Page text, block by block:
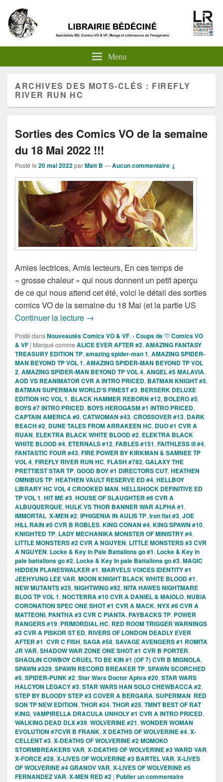
Menu
ARCHIVES DES MOTS-CLÉS : FIREFLY
RIVER RUN HC
Sorties des Comics VO de la semaine
du 18 Mai 2022 !!!
Posté le 20 mai 2022parMatt B —Aucun commentaire ↓
Amies lectrices, Amis lecteurs, En ces temps de
« grosse chaleur » qui nous donnent un petit aperçu
de ce qui nous attend cet été, voici le détail des sorties
comics VO de la semaine du 18 Mai (et la partie US
Continuer la lecture Sorties des Comics VO de la semaine
→
Posté dansNouveautés Comics VO & VF, › Coups de ♡ Comics VO
& VF | Marqué comme ALICE EVER AFTER #2, AMAZING FANTASY
TREASURY EDITION TP, amazing spider-man 1, AMAZING SPIDER-
MAN BEYOND TP VOL 1, AMAZING SPIDER-MAN BEYOND TP VOL
2, AMAZING SPIDER-MAN BEYOND TP VOL 4, ANGEL #5 MALAVIA,
AOD VS REANIMATOR CVR A INTRO PRICED, BATMAN KNIGHT #5,
BATMAN SUPERMAN WORLD'S FINEST #3, BERSERK DELUXE
EDITION HC VOL 1, BLACK HAMMER REBORN #12, BOLERO #5,
BOYS #7 INTRO PRICED, BOYS HEROGASM #1 INTRO PRICED,
CAPTAIN AMERICA #0, CATWOMAN #43, CROSSOVER #13, DARK
BEACH #2, DUNE TALES FROM ARRAKEEN HC, DUO #1 CVR A
RUAN, ELEKTRA BLACK WHITE BLOOD #2, ELEKTRA BLACK
WHITE BLOOD #4, ETERNALS #12, FABLES #151, FAITHLESS lll #4,
FANTASTIC FOUR #43, FIRE POWER BY KIRKMAN & SAMNEE TP
VOL 4, FIREFLY RIVER RUN HC, FLASH #782, GALAXY THE
PRETTIEST STAR TP, GOOD BOY #1 DIRECTORS CUT, HEATHEN
OMNIBUS TP, HEATHEN VAULT RESERVE ED #4, HELLBOY
LIBRARY HC VOL 4 CROOKED MAN, HELLSHOCK DEFINITIVE ED
TP VOL 1, HIT ME #3, HOUSE OF SLAUGHTER #6 CVR A
ALBUQUERQUE, HULK VS THOR BANNER WAR ALPHA #1,
IMMORTAL X-MEN #2, IPHIGENIA IN AULIS TP, Iron fist #3, JOE
HILL RAIN #5 CVR B ROBLES, KING CONAN #4, KING SPAWN #10,
KNIGHTED TP, LADY MECHANIKA MONSTER OF MINISTRY #4,
LITTLE MONSTERS #2 CVR A NGUYEN, LITTLE MONSTERS #3 CVR
A NGUYEN, Locke & Key in Pale Battalions go #1, Locke & Key in
pale battalions go #2, Locke & Key In pale Battalions go #3, MAGIC
HIDDEN PLANESWALKER #1, MARVELS VOICES IDENTITY #1
JEEHYUNG LEE VAR, MOON KNIGHT BLACK WHITE BLOOD #1,
NEW MUTANTS #25, NIGHTWING #92, NITA HAWES NIGHTMARE
BLOG TP VOL 1, NOCTERRA #10 CVR A DANIEL & MAIOLO, NUBIA
CORONATION SPEC ONE SHOT #1 CVR A MACK, NYX #6 CVR A
MATTEONI, PANTHA #3 CVR C PIANTA, PAYBACKS TP, POWER
RANGERS #19, PRIMORDIAL HC, RED ROOM TRIGGER WARNINGS
#3 CVR A PISKOR ST ED, RIVERS OF LONDON DEADLY EVER
AFTER #1 CVR C FISH, SAGA #58, SAVAGE AVENGERS #1 ROMITA
JR VAR, SHADOW WAR ZONE ONE SHOT #1 CVR B PORTER,
SHAOLIN COWBOY CRUEL TO BE KIN #1 (OF 7) CVR B MIGNOLA,
SPAWN #329, SPAWN RECORD BREAKER TP, SPAWN SCORCHED
#5, SPIDER-PUNK #2, Star Wars Doctor Aphra #20, STAR WARS
HALCYON LEGACY #3, STAR WARS HAN SOLO CHEWBACCA #2,
STEP BY BLOODY STEP #3 COVER A BERGARA, SUPERMAN RED
SON TP NEW EDITION, THOR #24, THOR #25, TMNT BEST OF RAT
KING, VAMPIRELLA DRACULA UNHOLY #1 CVR A INTRO PRICED,
WALKING DEAD DLX #39, WOLVERINE #21, WONDER WOMAN
EVOLUTION #7CVR B FRANK, X DEATHS OF WOLVERINE #4, X-
CELLENT #3, X-DEATHS OF WOLVERINE #2 MOMOKO
STORMBREAKERS VAR, X-DEATHS OF WOLVERINE #3 WARD VAR,
X-FORCE #28, X-LIVES OF WOLVERINE #3 BARTEL VAR, X-LIVES
OF WOLVERINE #4 GRANOV VAR, X-LIVES OF WOLVERINE #5
FERNANDEZ VAR, X-MEN RED #2 | Publier un commentaire